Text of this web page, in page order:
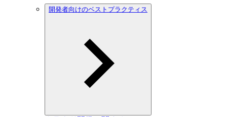
開発者向けのベストプラクティス